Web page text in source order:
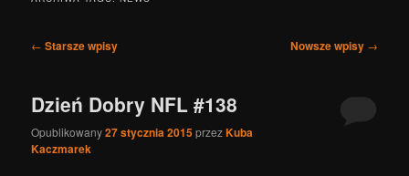
Nawigacja
← Starsze wpisy Nowsze wpisy →
Dzień Dobry NFL #138
Opublikowany27 stycznia 2015przezKuba
Kaczmarek